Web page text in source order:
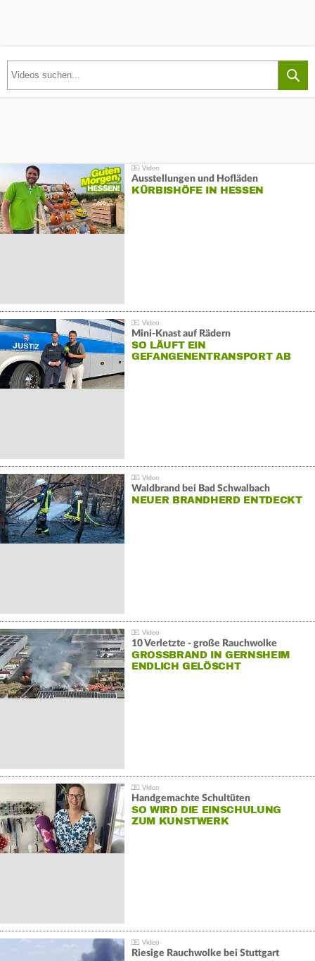
Ausstellungen und Hofläden
KÜRBISHÖFE IN HESSEN
Mini-Knast auf Rädern
SO LÄUFT EIN
GEFANGENENTRANSPORT AB
Waldbrand bei Bad Schwalbach
NEUER BRANDHERD ENTDECKT
10 Verletzte - große Rauchwolke
GROSSBRAND IN GERNSHEIM E
NDLICH GELÖSCHT
Handgemachte Schultüten
SO WIRD DIE EINSCHULUNG
ZUM KUNSTWERK
Riesige Rauchwolke bei Stuttgart